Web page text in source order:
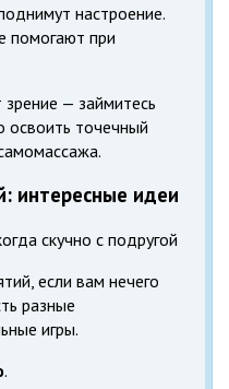
настроение.
помогают при
— займитесь
точечный
интересные идеи
если вам нечего
разные
игры.
.